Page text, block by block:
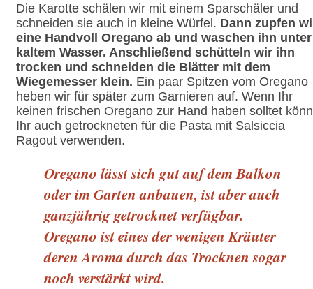
Die Karotte schälen wir mit einem Sparschäler und
schneiden sie auch in kleine Würfel. Dann zupfen
eine Handvoll Oregano ab und waschen ihn unter
kaltem Wasser. Anschließend schütteln wir ihn
trocken und schneiden die Blätter mit dem
Wiegemesser klein. Ein paar Spitzen vom Oregano
heben wir für später zum Garnieren auf. Wenn Ihr
keinen frischen Oregano zur Hand haben solltet
Ihr auch getrockneten für die Pasta mit Salsiccia
Ragout verwenden.
Oregano lässt sich gut auf dem Balkon
oder im Garten anbauen, ist aber auch
ganzjährig getrocknet verfügbar.
Oregano ist eines der wenigen Kräuter
deren Aroma durch das Trocknen sogar
noch verstärkt wird.